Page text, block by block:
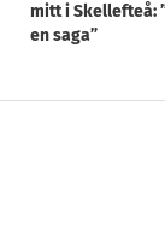
mitt i Skellefteå:
en saga”